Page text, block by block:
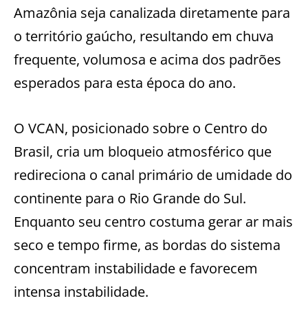
Amazônia seja canalizada diretamente para
o território gaúcho, resultando em chuva
frequente, volumosa e acima dos padrões
esperados para esta época do ano.
O VCAN, posicionado sobre o Centro do
Brasil, cria um bloqueio atmosférico que
redireciona o canal primário de umidade do
continente para o Rio Grande do Sul.
Enquanto seu centro costuma gerar ar mais
seco e tempo firme, as bordas do sistema
concentram instabilidade e favorecem
intensa instabilidade.